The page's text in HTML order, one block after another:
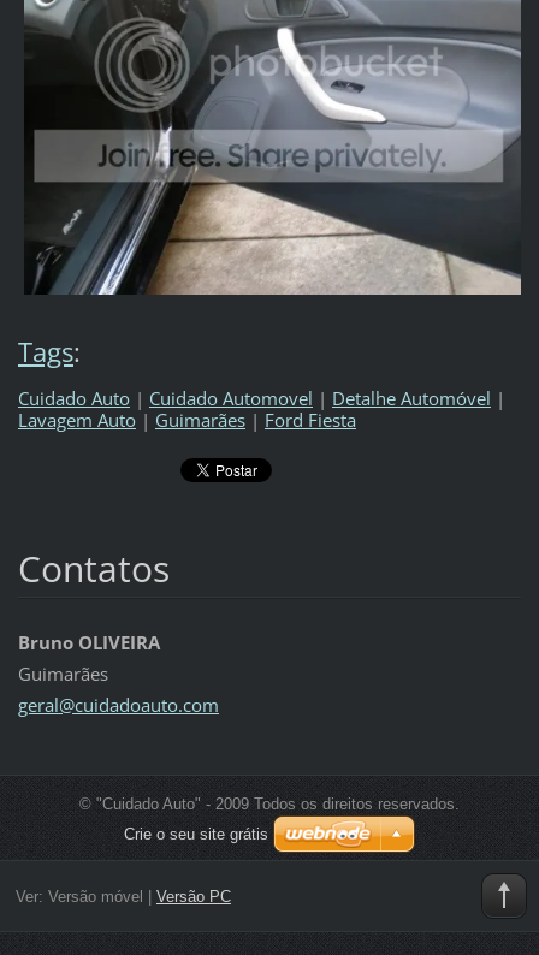
Tags:
Cuidado Auto | Cuidado Automovel | Detalhe Automóvel |
Lavagem Auto | Guimarães | Ford Fiesta
Contatos
Bruno OLIVEIRA
Guimarães
geral@cuidadoauto.com
© "Cuidado Auto" - 2009 Todos os direitos reservados.
Crie o seu site grátis
Ver: Versão móvel Versão PC